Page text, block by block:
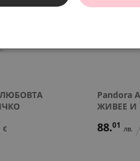
ЛЮБОВТА
€
Pandora
ЖИВЕЕ И
88.01 лв.